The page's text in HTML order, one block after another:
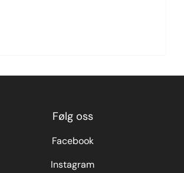
Følg oss
Facebook
Instagram